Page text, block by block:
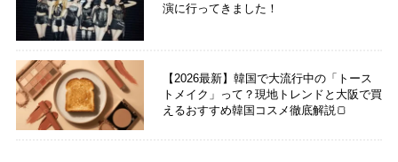
演に行ってきました！
【2026最新】韓国で大流行中の「トース
トメイク」って？現地トレンドと大阪で買
えるおすすめ韓国コスメ徹底解説🍞